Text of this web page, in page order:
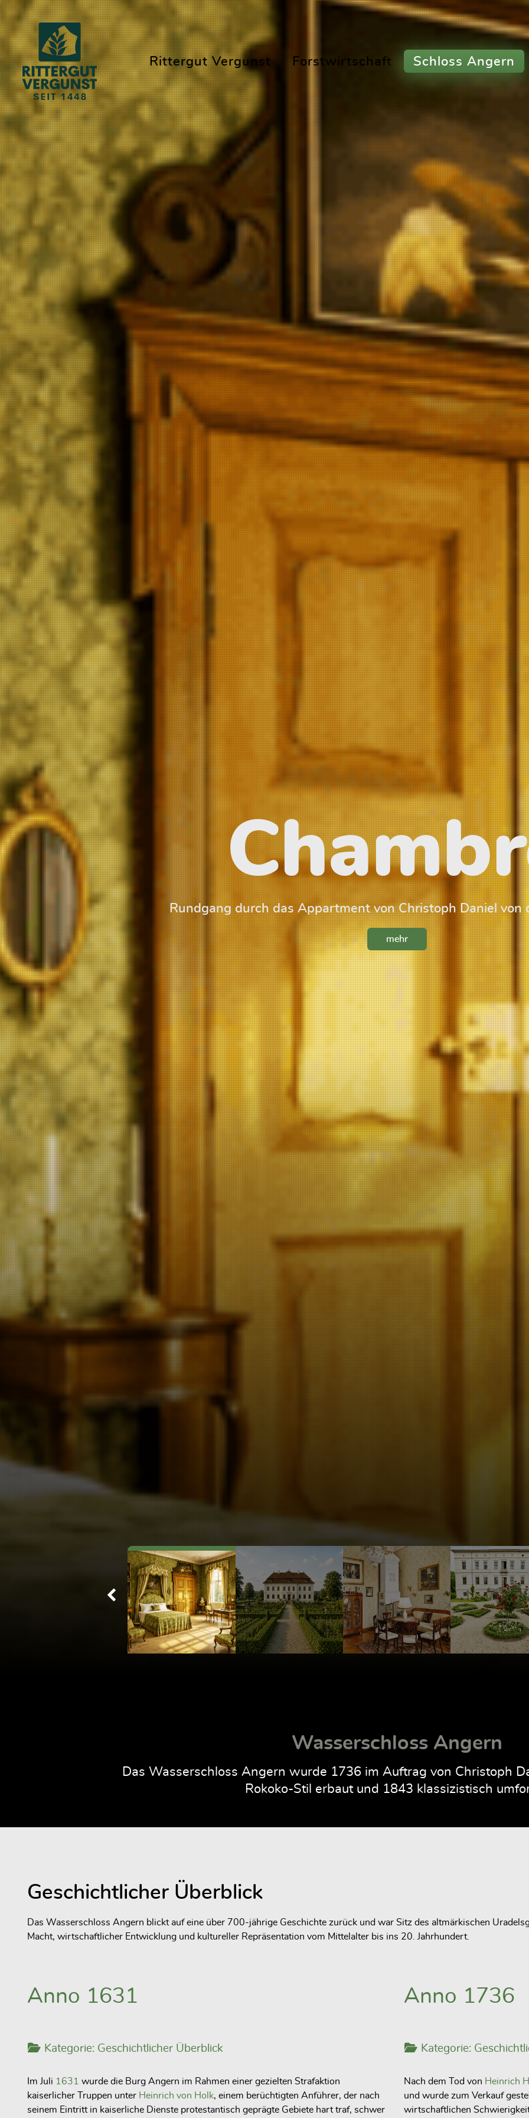
Rittergut Vergunst Forstwirtschaft Schloss Angern
Rundgang durch das Appartment von Christoph Daniel von
mehr
Wasserschloss Angern
Das Wasserschloss Angern wurde 1736 im Auftrag von Christoph
Rokoko-Stil erbaut und 1843 klassizistisch
Geschichtlicher Überblick
Das Wasserschloss Angern blickt auf eine über 700-jährige Geschichte zurück und war Sitz des altmärkischen
Macht, wirtschaftlicher Entwicklung und kultureller Repräsentation vom Mittelalter bis ins 20. Jahrhundert.
Anno 1631
Kategorie: Geschichtlicher Überblick
Im Juli 1631 wurde die Burg Angern im Rahmen einer gezielten Strafaktion
kaiserlicher Truppen unter Heinrich von Holk, einem berüchtigten Anführer, der nach
seinem Eintritt in kaiserliche Dienste protestantisch geprägte Gebiete hart traf, schwer
Anno 1736
Kategorie:
Nach dem Tod von Heinrich
und wurde zum Verkauf
wirtschaftlichen